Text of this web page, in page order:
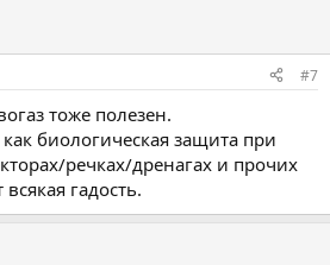
#7
тоже полезен.
биологическая защита при
речках/дренагах и прочих
всякая гадость.